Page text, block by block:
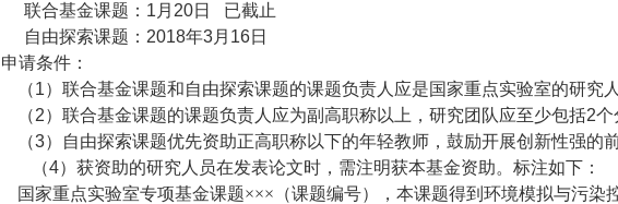
联合基金课题： 1 月 20日
已截止
自由探索课题： 2018年3月 16日
申请条件：
（1）联合基金课题和自由探索课题的课题负责人应是国家重点实验室的研究
（2）联合基金课题的课题负责人应为副高职称以上，研究团队应至少包括2个
（3）自由探索课题优先资助正高职称以下的年轻教师，鼓励开展创新性强的
（4）获资助的研究人员在发表论文时，需注明获本基金资助。标注如下：
国家重点实验室专项基金课题×××（课题编号），本课题得到环境模拟与污